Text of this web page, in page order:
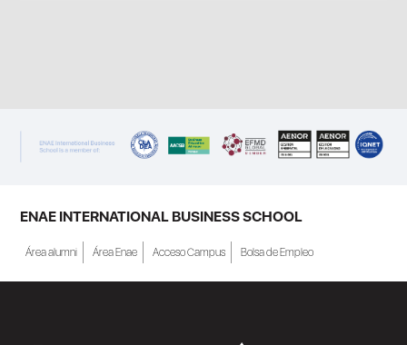
ENAE INTERNATIONAL BUSINESS SCHOOL
Área alumni Área Enae Acceso Campus Bolsa de Empleo